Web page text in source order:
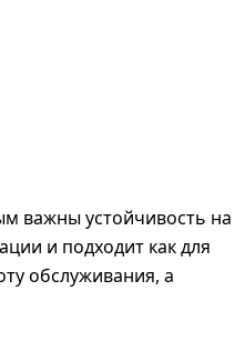
важны устойчивость на
и подходит как для
обслуживания, а